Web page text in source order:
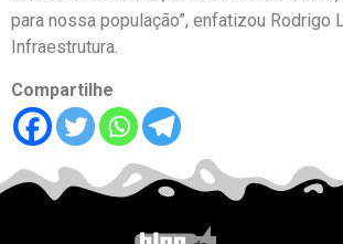
para nossa população”, enfatizou Rodrigo
Infraestrutura.
Compartilhe